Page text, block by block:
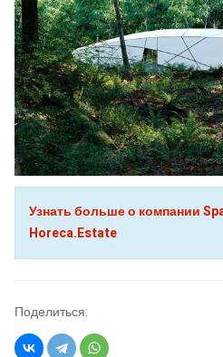
Узнать больше о компании
Horeca.Estate
Поделиться: